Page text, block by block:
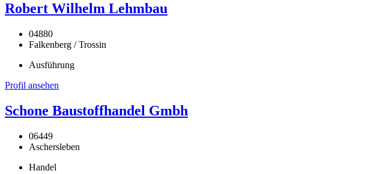
Robert Wilhelm Lehmbau
04880
Falkenberg / Trossin
Ausführung
Profil ansehen
Schone Baustoffhandel Gmbh
06449
Aschersleben
Handel